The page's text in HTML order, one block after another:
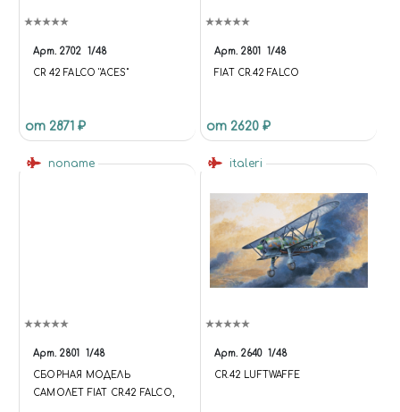
Арт. 2702 1/48
CR 42 FALCO ''ACES''
от 2871 ₽
Арт. 2801 1/48
FIAT CR.42 FALCO
от 2620 ₽
noname
Арт. 2801 1/48
СБОРНАЯ МОДЕЛЬ
САМОЛЕТ FIAT CR.42 FALCO,
italeri
Арт. 2640 1/48
CR.42 LUFTWAFFE